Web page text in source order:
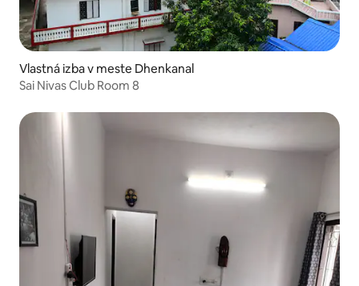
Vlastná izba v meste Dhenkanal
Sai Nivas Club Room 8